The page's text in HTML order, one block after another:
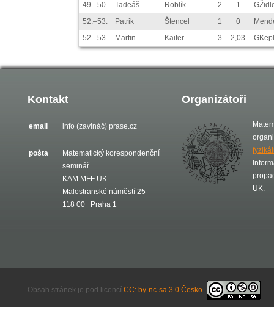
49.–50.
Tadeáš Roblík 2 1
52.–53.
Patrik Štencel 1 0
52.–53.
Martin Kaifer 3 2,03
Kontakt
email info (zavináč) prase.cz
pošta
Matematický korespondenční
seminář
KAM MFF UK
Malostranské náměstí 25
118 00 Praha 1
Organizátoři
UK.
Obsah stránek je pod licencí CC: by-nc-sa 3.0 Česko